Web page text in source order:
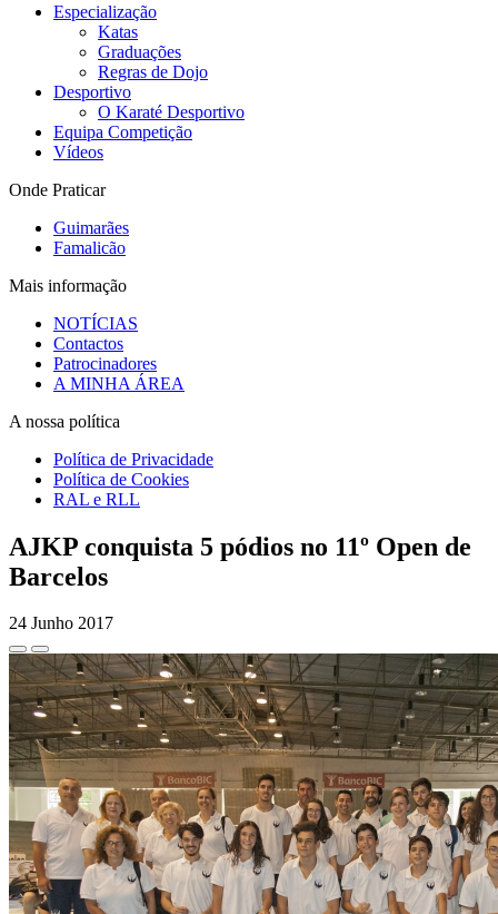
Especialização
Katas
Graduações
Regras de Dojo
Desportivo
O Karaté Desportivo
Equipa Competição
Vídeos
Onde Praticar
Guimarães
Famalicão
Mais informação
NOTÍCIAS
Contactos
Patrocinadores
A MINHA ÁREA
A nossa política
Política de Privacidade
Política de Cookies
RAL e RLL
AJKP conquista 5 pódios no 11º Open de
Barcelos
24 Junho 2017